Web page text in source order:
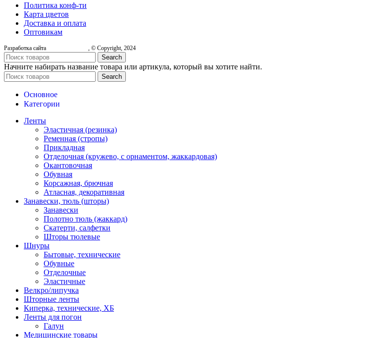
Политика конф-ти
Карта цветов
Доставка и оплата
Оптовикам
Разработка сайта , © Copyright, 2024
Search
Начните набирать название товара или артикула, который вы хотите найти.
Search
Основное
Категории
Ленты
Эластичная (резинка)
Ременная (стропы)
Прикладная
Отделочная (кружево, с орнаментом, жаккардовая)
Окантовочная
Обувная
Корсажная, брючная
Атласная, декоративная
Занавески, тюль (шторы)
Занавески
Полотно тюль (жаккард)
Скатерти, салфетки
Шторы тюлевые
Шнуры
Бытовые, технические
Обувные
Отделочные
Эластичные
Велкро/липучка
Шторные ленты
Киперка, технические, ХБ
Ленты для погон
Галун
Медицинские товары